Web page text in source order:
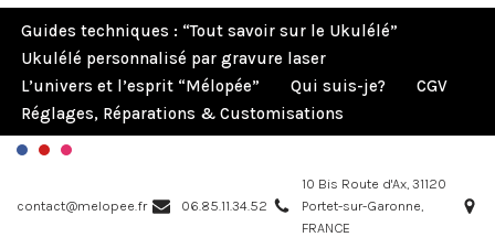
Guides techniques : “Tout savoir sur le Ukulélé”
Ukulélé personnalisé par gravure laser
L’univers et l’esprit “Mélopée”
Qui suis-je?
CGV
Réglages, Réparations & Customisations
contact@melopee.fr 06.85.11.34.52
10 Bis Route d'Ax, 31120
Portet-sur-Garonne,
FRANCE